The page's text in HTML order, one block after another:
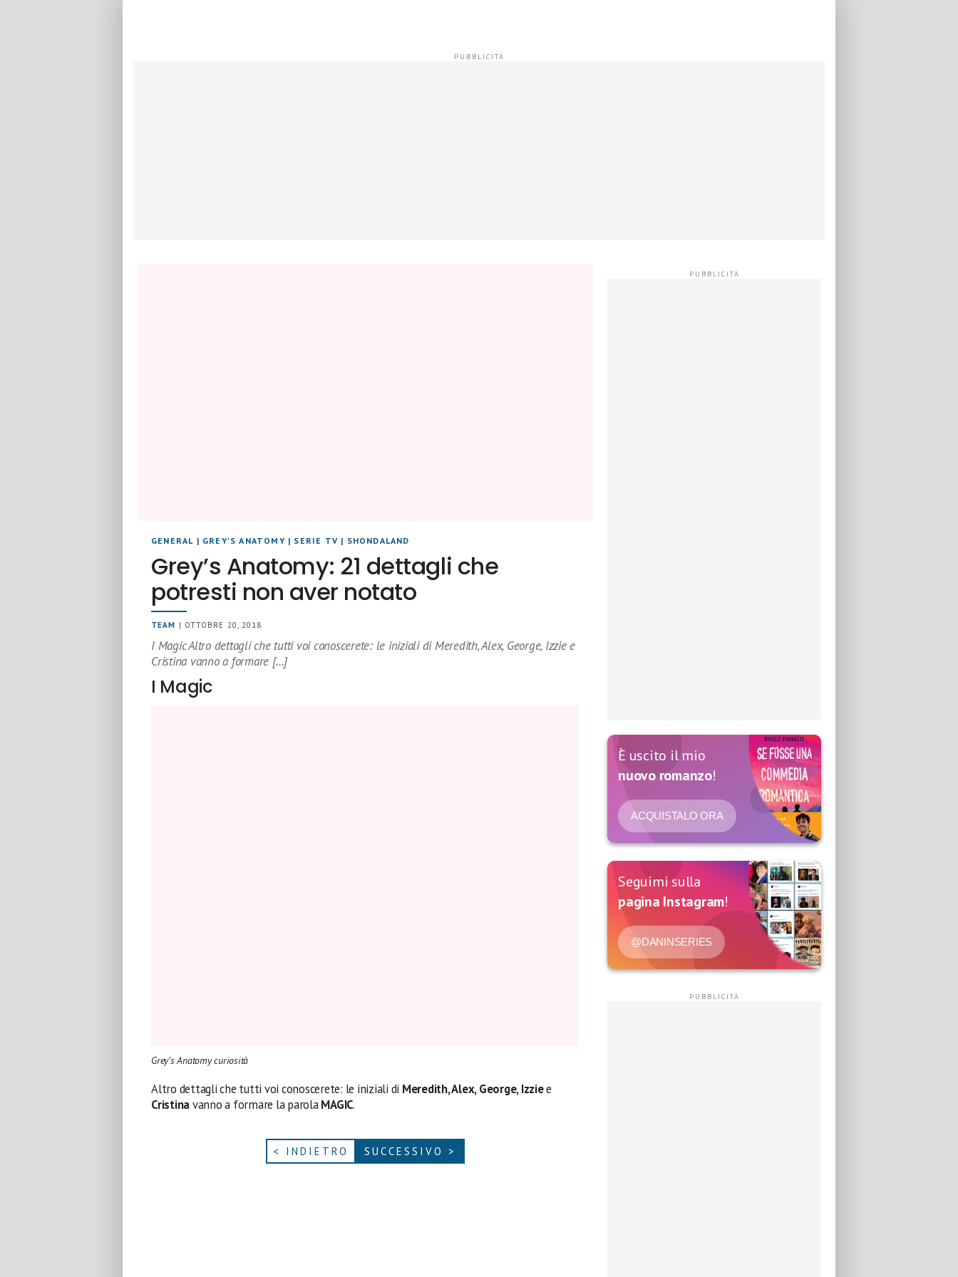
GENERAL | GREY'S ANATOMY| SERIE TV | SHONDALAND
Grey’s Anatomy: 21 dettagli che
potresti non aver notato
TEAM | OTTOBRE 20, 2018
I Magic Altro dettagli che tutti voi conoscerete: le iniziali di Meredith, Alex, George, Izzie e
Cristina vanno a formare […]
I Magic
Grey’s Anatomy curiosità
Altro dettagli che tutti voi conoscerete: le iniziali di Meredith, Alex, George, Izziee
Cristinavanno a formare la parolaMAGIC.
< INDIETRO SUCCESSIVO >
È uscito il mio
nuovo romanzo!
ACQUISTALO ORA
Seguimi sulla
pagina Instagram!
@DANINSERIES